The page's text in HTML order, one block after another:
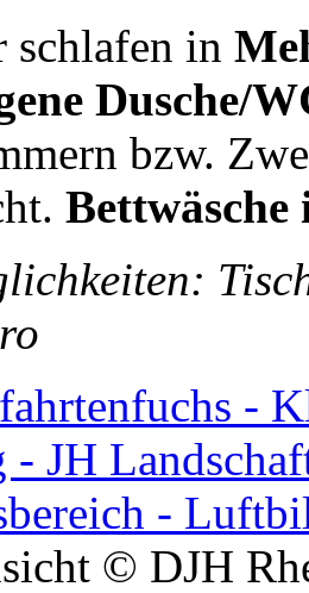
schlafen in
Dusche/
bzw.
© DJH